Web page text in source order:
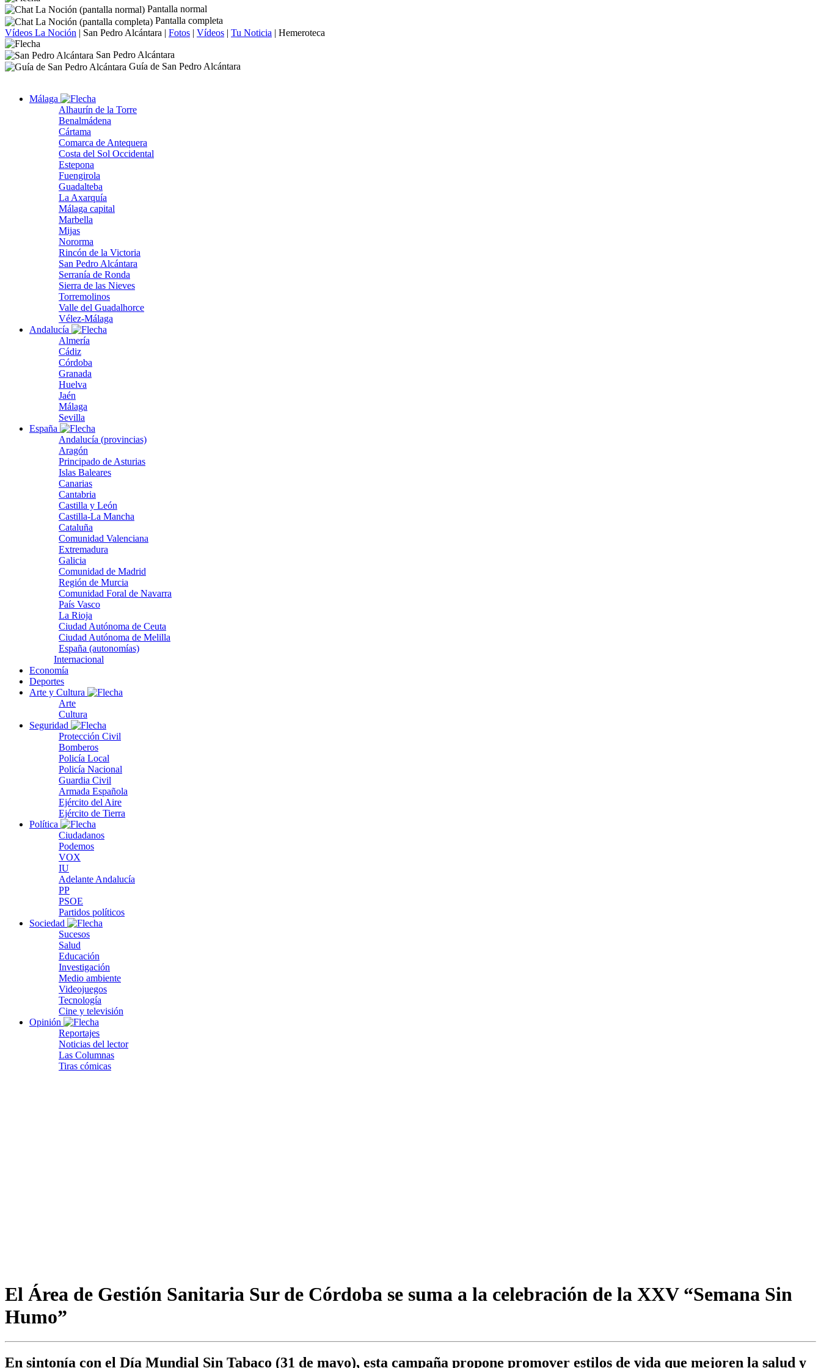
Pantalla normal
Pantalla completa
Vídeos La Noción | San Pedro Alcántara | Fotos | Vídeos | Tu Noticia | Hemeroteca
San Pedro Alcántara
Guía de San Pedro Alcántara
Málaga
Alhaurín de la Torre
Benalmádena
Cártama
Comarca de Antequera
Costa del Sol Occidental
Estepona
Fuengirola
Guadalteba
La Axarquía
Málaga capital
Marbella
Mijas
Nororma
Rincón de la Victoria
San Pedro Alcántara
Serranía de Ronda
Sierra de las Nieves
Torremolinos
Valle del Guadalhorce
Vélez-Málaga
Andalucía
Almería
Cádiz
Córdoba
Granada
Huelva
Jaén
Málaga
Sevilla
España
Andalucía (provincias)
Aragón
Principado de Asturias
Islas Baleares
Canarias
Cantabria
Castilla y León
Castilla-La Mancha
Cataluña
Comunidad Valenciana
Extremadura
Galicia
Comunidad de Madrid
Región de Murcia
Comunidad Foral de Navarra
País Vasco
La Rioja
Ciudad Autónoma de Ceuta
Ciudad Autónoma de Melilla
España (autonomías)
Internacional
Economía
Deportes
Arte y Cultura
Arte
Cultura
Seguridad
Protección Civil
Bomberos
Policía Local
Policía Nacional
Guardia Civil
Armada Española
Ejército del Aire
Ejército de Tierra
Política
Ciudadanos
Podemos
VOX
IU
Adelante Andalucía
PP
PSOE
Partidos políticos
Sociedad
Sucesos
Salud
Educación
Investigación
Medio ambiente
Videojuegos
Tecnología
Cine y televisión
Opinión
Reportajes
Noticias del lector
Las Columnas
Tiras cómicas
El Área de Gestión Sanitaria Sur de Córdoba se suma a la celebración de la XXV “Semana Sin
Humo”
En sintonía con el Día Mundial Sin Tabaco (31 de mayo), esta campaña propone promover estilos de vida que mejoren la salud y